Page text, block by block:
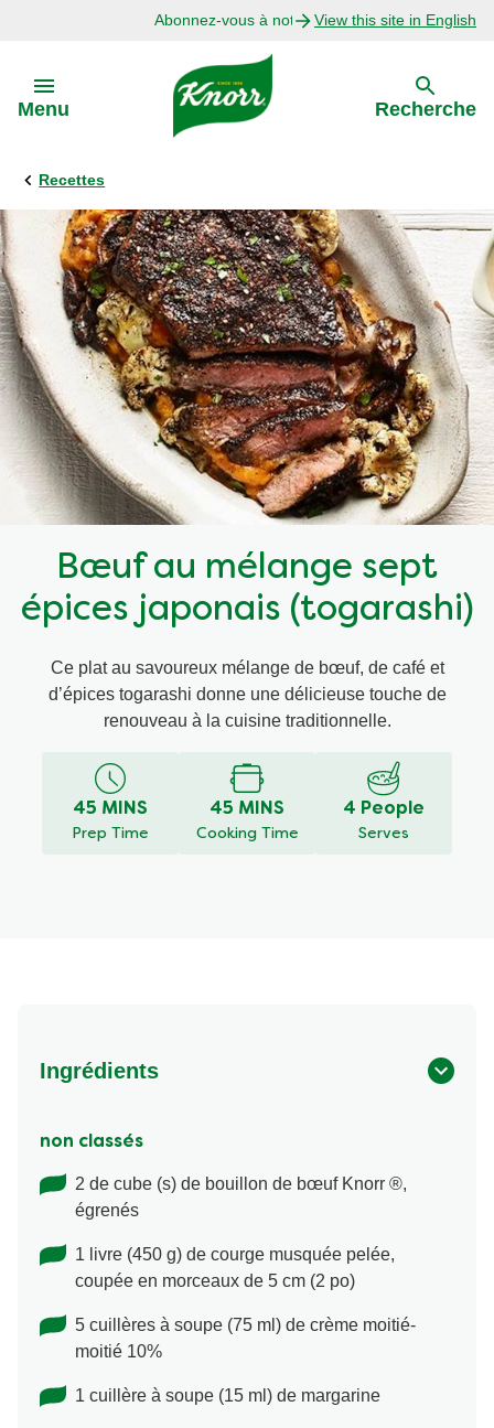
Abonnez-vous à notre infolettreView this site in English
Menu
Précédent
Explorer
Recettes avec Bouillon
Recettes par Ingrédient
Recettes par Occasion
Recettes par Type de Plat
Recherche
Recettes
Bœuf au mélange sept
épices japonais (togarashi)
Ce plat au savoureux mélange de bœuf, de café et
d’épices togarashi donne une délicieuse touche de
renouveau à la cuisine traditionnelle.
45 MINS
Prep Time
45 MINS
Cooking Time
4 People
Serves
Ingrédients
non classés
2 de cube (s) de bouillon de bœuf Knorr ®,
égrenés
1 livre (450 g) de courge musquée pelée,
coupée en morceaux de 5 cm (2 po)
5 cuillères à soupe (75 ml) de crème moitié-
moitié 10%
1 cuillère à soupe (15 ml) de margarine